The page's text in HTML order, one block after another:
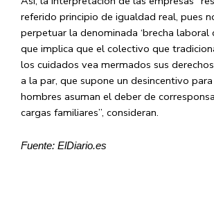
referido principio de igualdad real, pues
perpetuar la denominada ‘brecha laboral
que implica que el colectivo que
los cuidados vea mermados sus
a la par, que supone un desincentivo
hombres asuman el deber de
cargas familiares”, consideran.
Fuente: ElDiario.es